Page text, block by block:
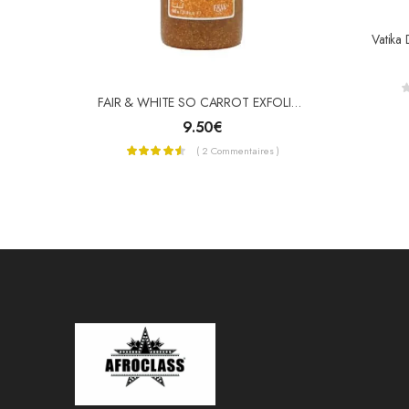
FAIR & WHITE SO CARROT EXFOLIANT Gel Douche Gommage Éclat 940ml
9.50€
( 2 Commentaires )